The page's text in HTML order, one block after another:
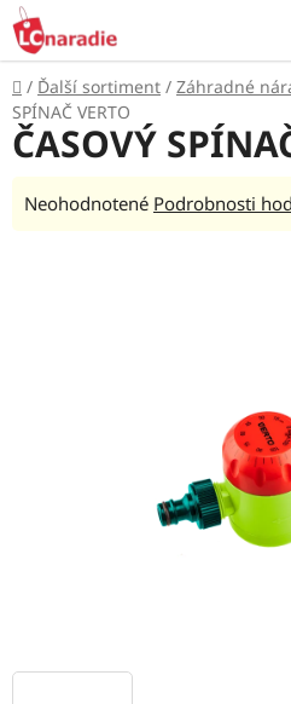
Prejsť
na
obsah
Domov
/ Ďalší sortiment / Záhradné
SPÍNAČ VERTO
ČASOVÝ
Priemerné
Neohodnotené Podrobnosti